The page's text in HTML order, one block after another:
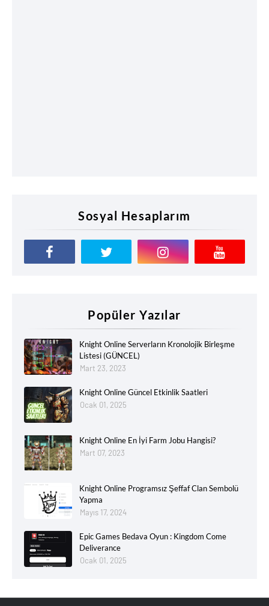
Sosyal Hesaplarım
Popüler Yazılar
Knight Online Serverların Kronolojik Birleşme
Listesi (GÜNCEL)
Mart 23, 2023
Knight Online Güncel Etkinlik Saatleri
Ocak 01, 2025
Knight Online En İyi Farm Jobu Hangisi?
Mart 07, 2023
Knight Online Programsız Şeffaf Clan Sembolü
Yapma
Mayıs 17, 2024
Epic Games Bedava Oyun : Kingdom Come
Deliverance
Ocak 01, 2025